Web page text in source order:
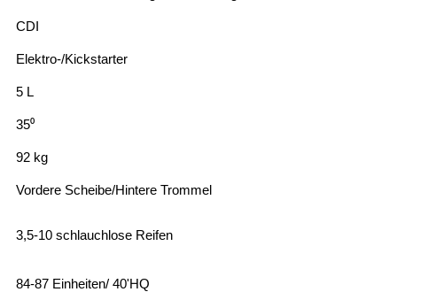
CDI
Elektro-/Kickstarter
5 L
35⁰
92 kg
Vordere Scheibe/Hintere Trommel
3,5-10 schlauchlose Reifen
84-87 Einheiten/ 40'HQ